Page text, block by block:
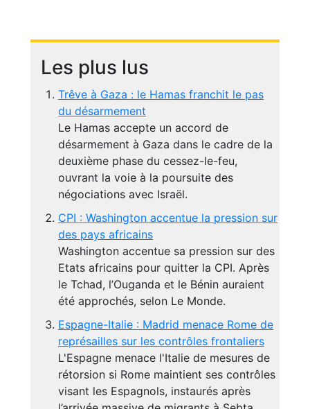
Les plus lus
Trêve à Gaza : le Hamas franchit le pas
du désarmement
Le Hamas accepte un accord de
désarmement à Gaza dans le cadre de la
deuxième phase du cessez-le-feu,
ouvrant la voie à la poursuite des
négociations avec Israël.
CPI : Washington accentue la pression sur
des pays africains
Washington accentue sa pression sur des
Etats africains pour quitter la CPI. Après
le Tchad, l’Ouganda et le Bénin auraient
été approchés, selon Le Monde.
Espagne-Italie : Madrid menace Rome de
représailles sur les contrôles frontaliers
L'Espagne menace l'Italie de mesures de
rétorsion si Rome maintient ses contrôles
visant les Espagnols, instaurés après